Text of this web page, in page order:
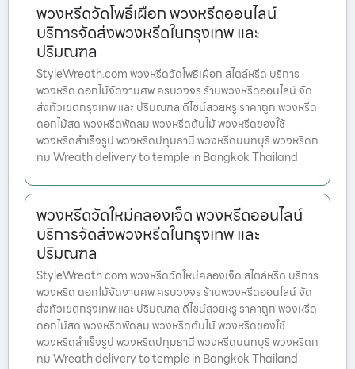
พวงหรีดวัดโพธิ์เผือก พวงหรีดออนไลน์
บริการจัดส่งพวงหรีดในกรุงเทพ และ
ปริมณฑล
StyleWreath.com พวงหรีดวัดโพธิ์เผือก สไตล์หรีด บริการ
พวงหรีด ดอกไม้จัดงานศพ ครบวงจร ร้านพวงหรีดออนไลน์ จัด
ส่งทั่วเขตกรุงเทพ และ ปริมณฑล ดีไซน์สวยหรู ราคาถูก พวงหรีด
ดอกไม้สด พวงหรีดพัดลม พวงหรีดต้นไม้ พวงหรีดของใช้
พวงหรีดสำเร็จรูป พวงหรีดปทุมธานี พวงหรีดนนทบุรี พวงหรีดก
ทม Wreath delivery to temple in Bangkok Thailand
พวงหรีดวัดใหม่คลองเจ็ด พวงหรีดออนไลน์
บริการจัดส่งพวงหรีดในกรุงเทพ และ
ปริมณฑล
StyleWreath.com พวงหรีดวัดใหม่คลองเจ็ด สไตล์หรีด บริการ
พวงหรีด ดอกไม้จัดงานศพ ครบวงจร ร้านพวงหรีดออนไลน์ จัด
ส่งทั่วเขตกรุงเทพ และ ปริมณฑล ดีไซน์สวยหรู ราคาถูก พวงหรีด
ดอกไม้สด พวงหรีดพัดลม พวงหรีดต้นไม้ พวงหรีดของใช้
พวงหรีดสำเร็จรูป พวงหรีดปทุมธานี พวงหรีดนนทบุรี พวงหรีดก
ทม Wreath delivery to temple in Bangkok Thailand